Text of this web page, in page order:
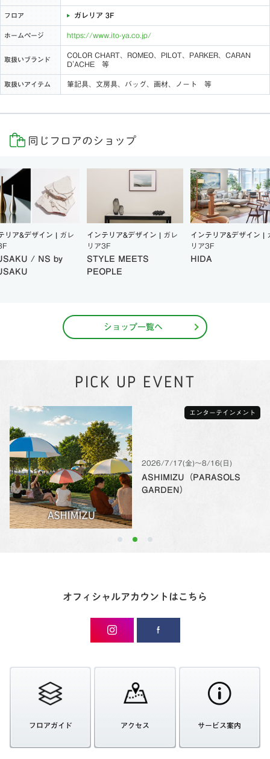
フロア ガレリア 3F
ホームページ https://www.ito-ya.co.jp/
取扱いブランド
COLOR CHART、ROMEO、PILOT、PARKER、CARAN
D'ACHE 等
取扱いアイテム 筆記具、文房具、バッグ、画材、ノート 等
同じフロアのショップ
リア&デザイン | ガレ
/ NS by
インテリア&デザイン | ガレ
リア3F
STYLE MEETS
PEOPLE
インテリア&デザイン |
リア3F
HIDA
ショップ一覧へ
PICK UP EVENT
2026/7/17(金)〜8/16(日)
ASHIMIZU（PARASOLS
GARDEN）
エンターテインメント
オフィシャルアカウントはこちら
フロアガイド アクセス サービス案内